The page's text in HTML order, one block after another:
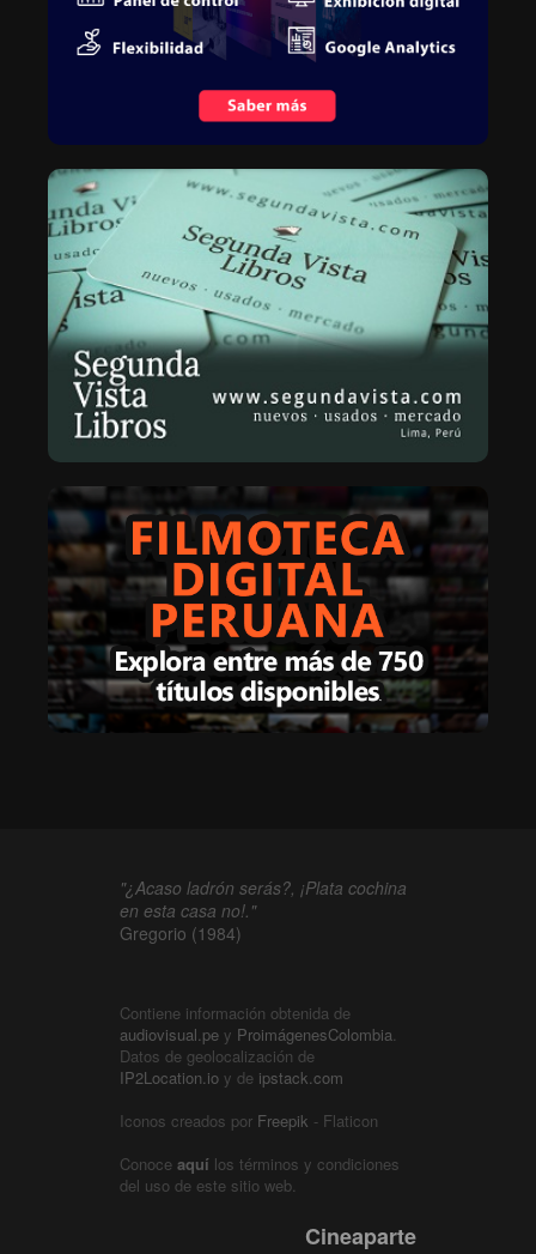
"¿Acaso ladrón serás?, ¡Plata cochina
en esta casa no!."
Gregorio (1984)
Contiene información obtenida de
audiovisual.pe y ProimágenesColombia.
Datos de geolocalización de
IP2Location.io y de ipstack.com
Iconos creados por Freepik - Flaticon
Conoce aquí los términos y condiciones
del uso de este sitio web.
Cineaparte